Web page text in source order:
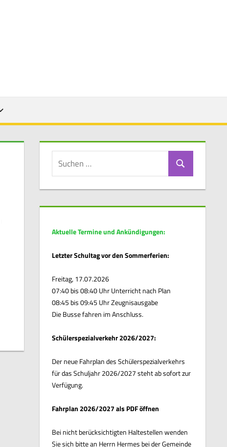
Suchen
Aktuelle Termine und Ankündigungen:
Letzter Schultag vor den Sommerferien:
Freitag, 17.07.2026
07:40 bis 08:40 Uhr Unterricht nach Plan
08:45 bis 09:45 Uhr Zeugnisausgabe
Die Busse fahren im Anschluss.
Schülerspezialverkehr 2026/2027:
Der neue Fahrplan des Schülerspezialverkehrs
für das Schuljahr 2026/2027 steht ab sofort zur
Verfügung.
Fahrplan 2026/2027 als PDF öffnen
Bei nicht berücksichtigten Haltestellen wenden
Sie sich bitte an Herrn Hermes bei der Gemeinde